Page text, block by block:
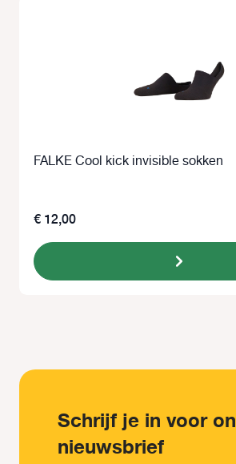
FALKE Cool kick invisible sokken
€ 12,00
Schrijf je in voor
nieuwsbrief